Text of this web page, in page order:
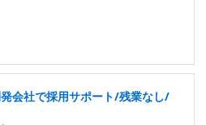
会社で採用サポート/残業なし/